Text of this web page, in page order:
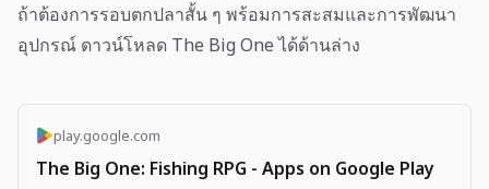
ถ้าต้องการรอบตกปลาสั้น ๆ พร้อมการสะสมและการพัฒนา
อุปกรณ์ ดาวน์โหลด The Big One ได้ด้านล่าง
play.google.com
The Big One: Fishing RPG - Apps on Google Play